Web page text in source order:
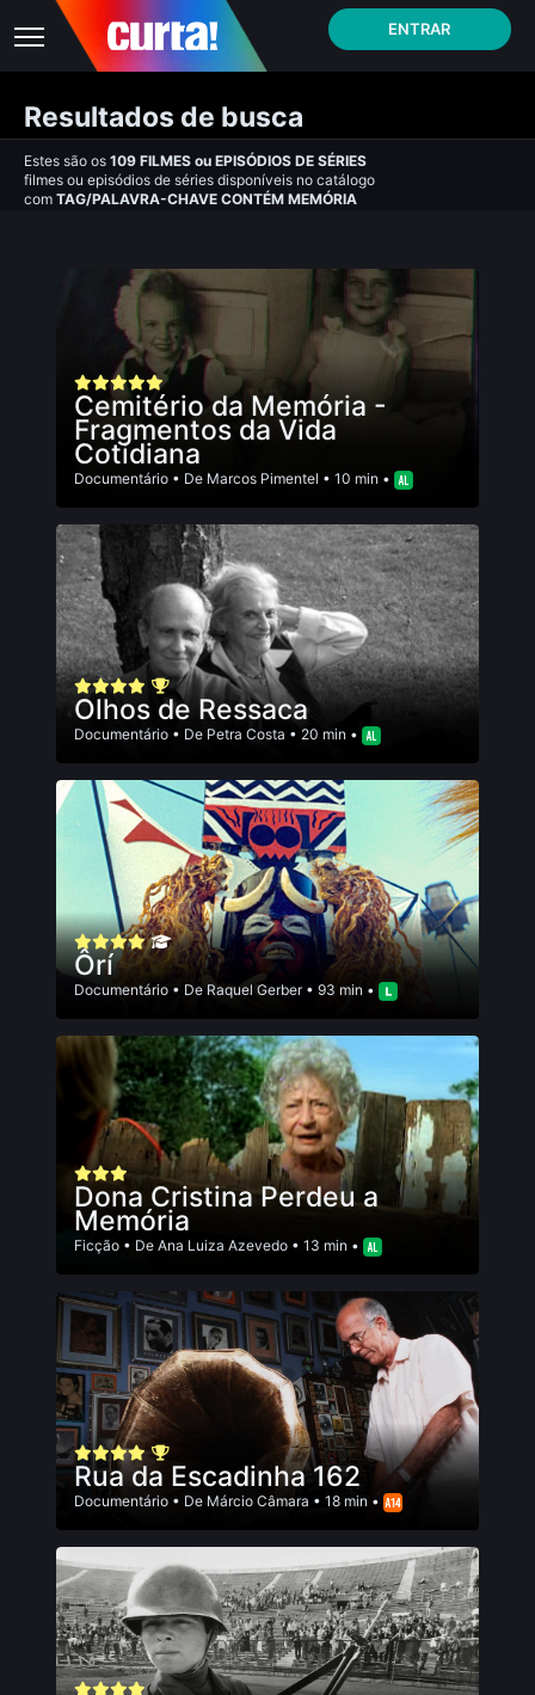
ENTRAR
Resultados de busca
Estes são os 109 FILMES ou EPISÓDIOS DE SÉRIES
filmes ou episódios de séries disponíveis no catálogo
com TAG/PALAVRA-CHAVE CONTÉM MEMÓRIA
Cemitério da Memória -
Fragmentos da Vida
Cotidiana
Documentário • De Marcos Pimentel • 10 min •
Olhos de Ressaca
Documentário • De Petra Costa • 20 min •
Ôrí
Documentário • De Raquel Gerber• 93 min •
Dona Cristina Perdeu a
Memória
Ficção • De Ana Luiza Azevedo • 13 min •
Rua da Escadinha 162
Documentário • De Márcio Câmara • 18 min •